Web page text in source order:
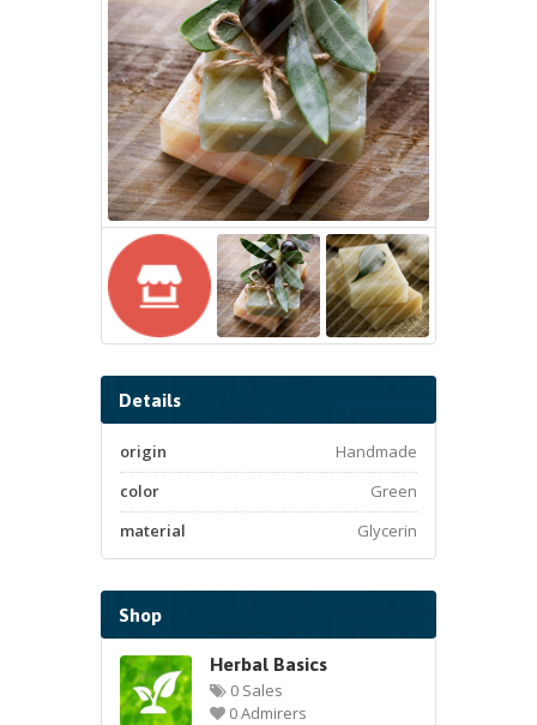
Details
origin
Handmade
color
Green
material
Glycerin
Shop
Herbal Basics
0 Sales
0 Admirers